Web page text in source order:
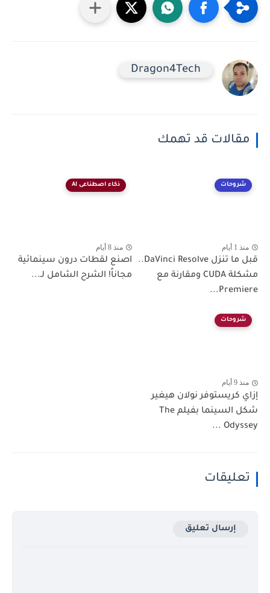
Dragon4Tech
مقالات قد تهمك
شروحات
منذ 1 أيام
قبل ما تنزل DaVinci Resolve..
مشكلة CUDA ومقارنة مع
Premiere...
ذكاء اصطناعى AI
منذ 8 أيام
اصنع لقطات درون سينمائية
مجاناً! الشرح الشامل لـ...
شروحات
منذ 9 أيام
إزاي كريستوفر نولان هيغير
شكل السينما بفيلم The
Odyssey ...
تعليقات
إرسال تعليق